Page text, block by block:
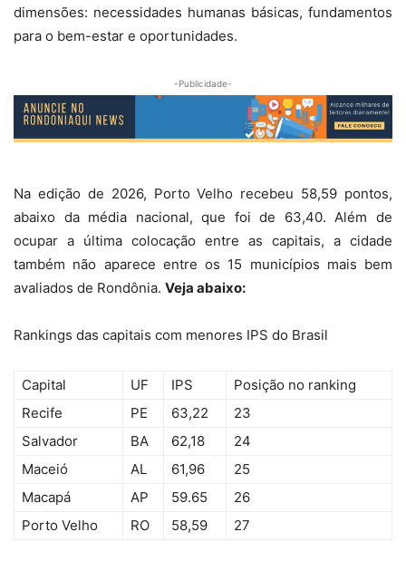
dimensões: necessidades humanas básicas, fundamentos
para o bem-estar e oportunidades.
-Publicidade-
Na edição de 2026, Porto Velho recebeu 58,59 pontos,
abaixo da média nacional, que foi de 63,40. Além de
ocupar a última colocação entre as capitais, a cidade
também não aparece entre os 15 municípios mais bem
avaliados de Rondônia. Veja abaixo:
Rankings das capitais com menores IPS do Brasil
Capital UF IPS
Posição no ranking
Recife
PE 63,22
23
Salvador
BA 62,18
24
Maceió
AL 61,96
25
Macapá
AP 59.65
26
Porto Velho
RO 58,59 27